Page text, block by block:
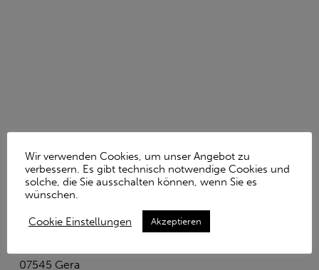
Gedenkstätte Amthordurchgang
07545 Gera
Wir verwenden Cookies, um unser Angebot zu
verbessern. Es gibt technisch notwendige Cookies und
solche, die Sie ausschalten können, wenn Sie es
wünschen.
Cookie Einstellungen Akzeptieren